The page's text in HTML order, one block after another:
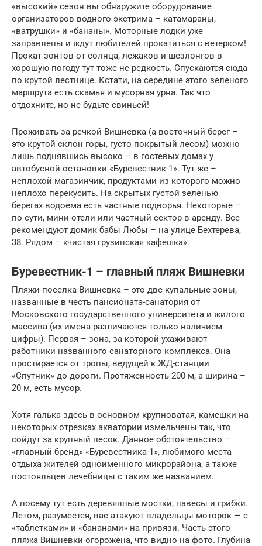
«высокий» сезон вы обнаружите оборудование
организаторов водного экстрима – катамараны,
«ватрушки» и «бананы». Моторные лодки уже
заправлены и ждут любителей прокатиться с ветерком!
Прокат зонтов от солнца, лежаков и шезлонгов в
хорошую погоду тут тоже не редкость. Спускаются сюда
по крутой лестнице. Кстати, на середине этого зеленого
маршрута есть скамья и мусорная урна. Так что
отдохните, но не будьте свиньей!
Проживать за речкой Вишневка (а восточный берег –
это крутой склон горы, густо покрытый лесом) можно
лишь поднявшись высоко – в гостевых домах у
автобусной остановки «Буревестник-1». Тут же –
неплохой магазинчик, продуктами из которого можно
неплохо перекусить. На скрытых густой зеленью
берегах водоема есть частные подворья. Некоторые –
по сути, мини-отели или частный сектор в аренду. Все
рекомендуют домик бабы Любы – на улице Бехтерева,
38. Рядом – «чистая грузинская кафешка».
Буревестник-1 – главный пляж Вишневки
Пляжи поселка Вишневка – это две купальные зоны,
названные в честь пансионата-санатория от
Московского государственного университета и жилого
массива (их имена различаются только наличием
цифры). Первая – зона, за которой ухаживают
работники названного санаторного комплекса. Она
простирается от тропы, ведущей к ЖД-станции
«Спутник» до дороги. Протяженность 200 м, а ширина –
20 м, есть мусор.
Хотя галька здесь в основном крупноватая, камешки на
некоторых отрезках акватории измельчены так, что
сойдут за крупный песок. Данное обстоятельство –
«главный бренд» «Буревестника-1», любимого места
отдыха жителей одноименного микрорайона, а также
постояльцев лечебницы с таким же названием.
А посему тут есть деревянные мостки, навесы и грибки.
Летом, разумеется, вас атакуют владельцы моторок — с
«таблетками» и «бананами» на привязи. Часть этого
пляжа Вишневки огорожена, что видно на фото. Глубина